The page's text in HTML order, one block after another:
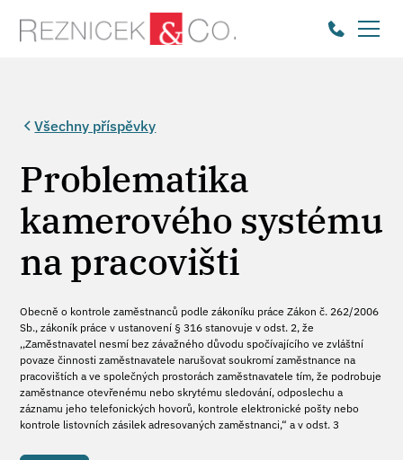
Všechny příspěvky
Problematika
kamerového systému
na pracovišti
Obecně o kontrole zaměstnanců podle zákoníku práce Zákon č. 262/2006
Sb., zákoník práce v ustanovení § 316 stanovuje v odst. 2, že
,,Zaměstnavatel nesmí bez závažného důvodu spočívajícího ve zvláštní
povaze činnosti zaměstnavatele narušovat soukromí zaměstnance na
pracovištích a ve společných prostorách zaměstnavatele tím, že podrobuje
zaměstnance otevřenému nebo skrytému sledování, odposlechu a
záznamu jeho telefonických hovorů, kontrole elektronické pošty nebo
kontrole listovních zásilek adresovaných zaměstnanci,“ a v odst. 3